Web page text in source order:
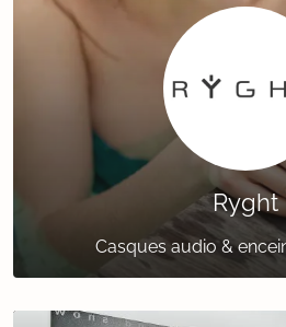
Ryght
Casques audio &